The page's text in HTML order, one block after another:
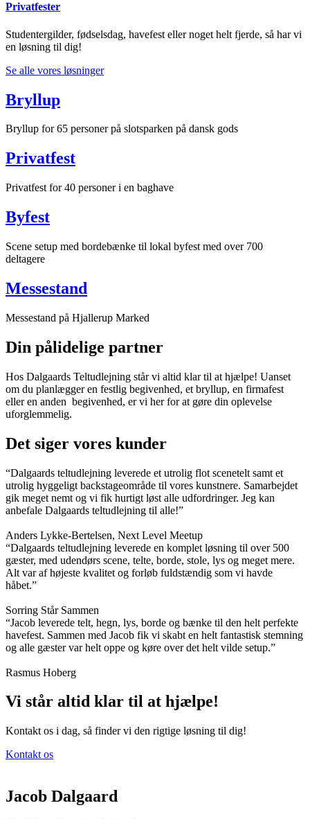
Privatfester
Studentergilder, fødselsdag, havefest eller noget helt fjerde, så har vi
en løsning til dig!
Se alle vores løsninger
Bryllup
Bryllup for 65 personer på slotsparken på dansk gods
Privatfest
Privatfest for 40 personer i en baghave
Byfest
Scene setup med bordebænke til lokal byfest med over 700
deltagere
Messestand
Messestand på Hjallerup Marked
Din pålidelige partner
Hos Dalgaards Teltudlejning står vi altid klar til at hjælpe! Uanset
om du planlægger en festlig begivenhed, et bryllup, en firmafest
eller en anden begivenhed, er vi her for at gøre din oplevelse
uforglemmelig.
Det siger vores kunder
“Dalgaards teltudlejning leverede et utrolig flot scenetelt samt et
utrolig hyggeligt backstageområde til vores kunstnere. Samarbejdet
gik meget nemt og vi fik hurtigt løst alle udfordringer. Jeg kan
anbefale Dalgaards teltudlejning til alle!”
Anders Lykke-Bertelsen, Next Level Meetup
“Dalgaards teltudlejning leverede en komplet løsning til over 500
gæster, med udendørs scene, telte, borde, stole, lys og meget mere.
Alt var af højeste kvalitet og forløb fuldstændig som vi havde
håbet.”
Sorring Står Sammen
“Jacob leverede telt, hegn, lys, borde og bænke til den helt perfekte
havefest. Sammen med Jacob fik vi skabt en helt fantastisk stemning
og alle gæster var helt oppe og køre over det helt vilde setup.”
Rasmus Hoberg
Vi står altid klar til at hjælpe!
Kontakt os i dag, så finder vi den rigtige løsning til dig!
Kontakt os
Jacob Dalgaard